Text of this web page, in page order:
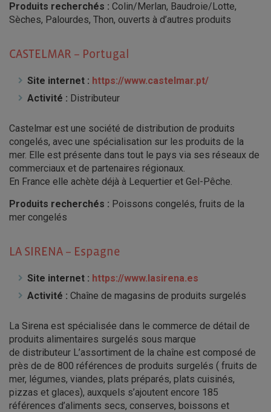
Produits recherchés : Colin/Merlan, Baudroie/Lotte,
Sèches, Palourdes, Thon, ouverts à d’autres produits
CASTELMAR – Portugal
Site internet : https://www.castelmar.pt/
Activité : Distributeur
Castelmar est une société de distribution de produits
congelés, avec une spécialisation sur les produits de la
mer. Elle est présente dans tout le pays via ses réseaux de
commerciaux et de partenaires régionaux.
En France elle achète déjà à Lequertier et Gel-Pêche.
Produits recherchés : Poissons congelés, fruits de la
mer congelés
LA SIRENA – Espagne
Site internet : https://www.lasirena.es
Activité : Chaîne de magasins de produits surgelés
La Sirena est spécialisée dans le commerce de détail de
produits alimentaires surgelés sous marque
de distributeur L’assortiment de la chaîne est composé de
près de de 800 références de produits surgelés ( fruits de
mer, légumes, viandes, plats préparés, plats cuisinés,
pizzas et glaces), auxquels s’ajoutent encore 185
références d’aliments secs, conserves, boissons et